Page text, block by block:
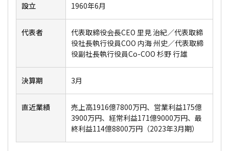
設立 1960年6月
代表者
代表取締役会長CEO 里見 治紀／代表取締
役社長執行役員COO 内海 州史／代表取締
役副社長執行役員Co-COO 杉野 行雄
決算期 3月
直近業績
売上高1916億7800万円、営業利益175億
3900万円、経常利益171億9000万円、最
終利益114億8800万円（2023年3月期）